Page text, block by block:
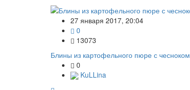
27 января 2017, 20:04
0
13073
Блины из картофельного пюре с чесноком
0
KuLLina